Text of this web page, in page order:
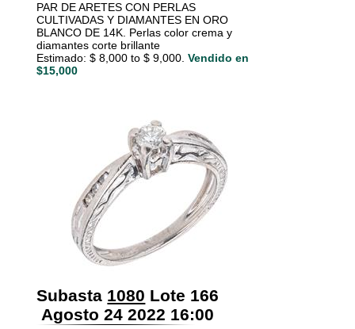
PAR DE ARETES CON PERLAS
CULTIVADAS Y DIAMANTES EN ORO
BLANCO DE 14K. Perlas color crema y
diamantes corte brillante
Estimado: $ 8,000 to $ 9,000. Vendido en
$15,000
Subasta 1080 Lote 166
Agosto 24 2022 16:00